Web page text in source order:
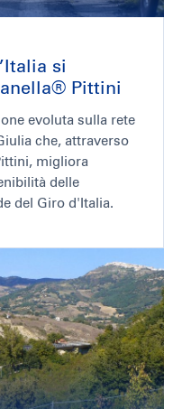
si
Pittini
evoluta sulla rete
che, attraverso
migliora
delle
del Giro d'Italia.